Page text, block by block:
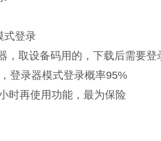
式登录
取设备码用的，下载后需要登
登录器模式登录概率95%
时再使用功能，最为保险